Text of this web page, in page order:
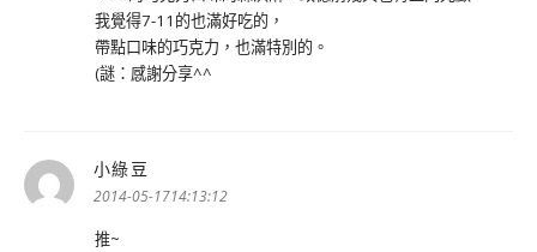
我覺得7-11的也滿好吃的，
帶點口味的巧克力，也滿特別的。
(謎：感謝分享^^
小綠豆
示:
2014-05-1714:13:12
推~